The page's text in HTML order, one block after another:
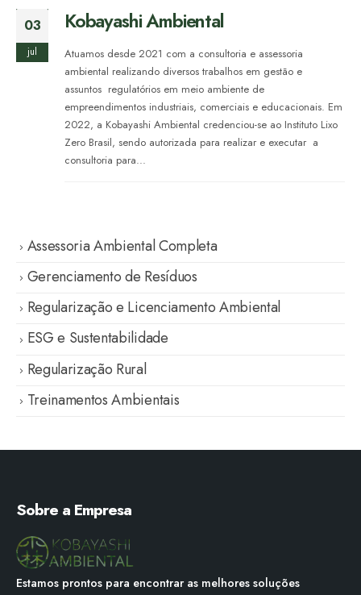
03
jul
Kobayashi Ambiental
Atuamos desde 2021 com a consultoria e assessoria
ambiental realizando diversos trabalhos em gestão e
assuntos regulatórios em meio ambiente de
empreendimentos industriais, comerciais e educacionais. Em
2022, a Kobayashi Ambiental credenciou-se ao Instituto Lixo
Zero Brasil, sendo autorizada para realizar e executar a
consultoria para...
Assessoria Ambiental Completa
Gerenciamento de Resíduos
Regularização e Licenciamento Ambiental
ESG e Sustentabilidade
Regularização Rural
Treinamentos Ambientais
Sobre a Empresa
Estamos prontos para encontrar as melhores soluções